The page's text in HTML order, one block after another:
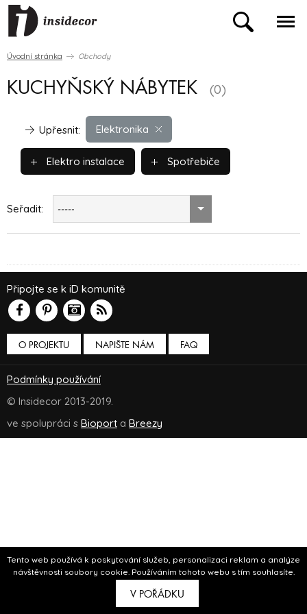
Tento web používá k poskytování služeb, personalizaci reklam a analýze
návštěvnosti soubory cookie. Používáním tohoto webu s tím souhlasíte.
V POŘÁDKU
Úvodní stránka Obchody
KUCHYŇSKÝ NÁBYTEK (0)
Elektronika
Upřesnit:
Elektro instalace Spotřebiče
Seřadit: -----
O PROJEKTU NAPIŠTE NÁM
Připojte se k iD komunitě
FAQ
Podmínky používání
© Insidecor 2013-2019.
ve spolupráci s Bioport a Breezy